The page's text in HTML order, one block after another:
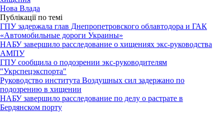
Нова Влада
Публікації по темі
ГПУ задержала глав Днепропетровского облавтодора и ГАК
«Автомобильные дороги Украины»
НАБУ завершило расследование о хищениях экс-руководства
АМПУ
ГПУ сообщила о подозрении экс-руководителям
"Укрспецэкспорта"
Руководство института Воздушных сил задержано по
подозрению в хищении
НАБУ завершило расследование по делу о растрате в
Бердянском порту